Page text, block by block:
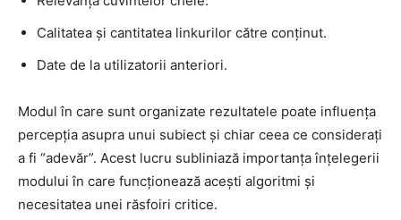
Calitatea și cantitatea linkurilor către conținut.
Date de la utilizatorii anteriori.
Modul în care sunt organizate rezultatele poate influența
percepția asupra unui subiect și chiar ceea ce considerați
a fi “adevăr”. Acest lucru subliniază importanța înțelegerii
modului în care funcționează acești algoritmi și
necesitatea unei răsfoiri critice.